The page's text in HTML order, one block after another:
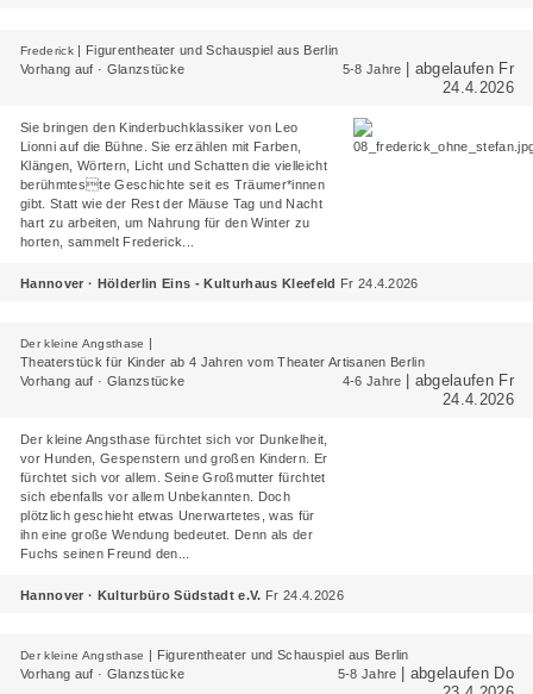
Frederick | Figurentheater und Schauspiel aus Berlin
Vorhang auf · Glanzstücke
5-8 Jahre
| abgelaufen Fr
24.4.2026
Sie bringen den Kinderbuchklassiker von Leo
Lionni auf die Bühne. Sie erzählen mit Farben,
Klängen, Wörtern, Licht und Schatten die vielleicht
berühmteste Geschichte seit es Träumer*innen
gibt. Statt wie der Rest der Mäuse Tag und Nacht
hart zu arbeiten, um Nahrung für den Winter zu
horten, sammelt Frederick...
Hannover · Hölderlin Eins - Kulturhaus Kleefeld Fr 24.4.2026
Der kleine Angsthase |
Theaterstück für Kinder ab 4 Jahren vom Theater Artisanen Berlin
Vorhang auf · Glanzstücke
4-6 Jahre
| abgelaufen Fr
24.4.2026
Der kleine Angsthase fürchtet sich vor Dunkelheit,
vor Hunden, Gespenstern und großen Kindern. Er
fürchtet sich vor allem. Seine Großmutter fürchtet
sich ebenfalls vor allem Unbekannten. Doch
plötzlich geschieht etwas Unerwartetes, was für
ihn eine große Wendung bedeutet. Denn als der
Fuchs seinen Freund den...
Hannover · Kulturbüro Südstadt e.V. Fr 24.4.2026
Der kleine Angsthase | Figurentheater und Schauspiel aus Berlin
Vorhang auf · Glanzstücke
5-8 Jahre
| abgelaufen Do